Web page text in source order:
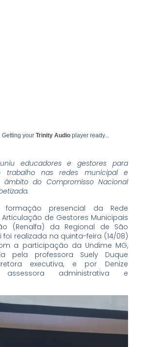
Getting your Trinity Audioplayer ready...
educadores e gestores para
trabalho nas redes municipal e
do Compromisso Nacional
formação presencial da Rede
de Gestores Municipais
(Renalfa) da Regional de São
foi realizada na quinta-feira (14/08)
a participação da Undime MG,
pela professora Suely Duque
executiva, e por Denize
assessora administrativa e